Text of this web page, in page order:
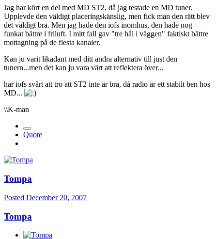
Jag har kört en del med MD ST2, då jag testade en MD tuner.
Upplevde den väldigt placeringskänslig, men fick man den rätt blev
det väldigt bra. Men jag hade den iofs inomhus, den hade nog
funkat bättre i friluft. I mitt fall gav "tre hål i väggen" faktiskt bättre
mottagning på de flesta kanaler.
Kan ju varit likadant med ditt andra alternativ till just den
tunern...men det kan ju vara värt att reflektera över...
har iofs svårt att tro att ST2 inte är bra, då radio är ett stabilt ben hos
MD...
\\K-man
Quote
Tompa
Posted December 20, 2007
Tompa